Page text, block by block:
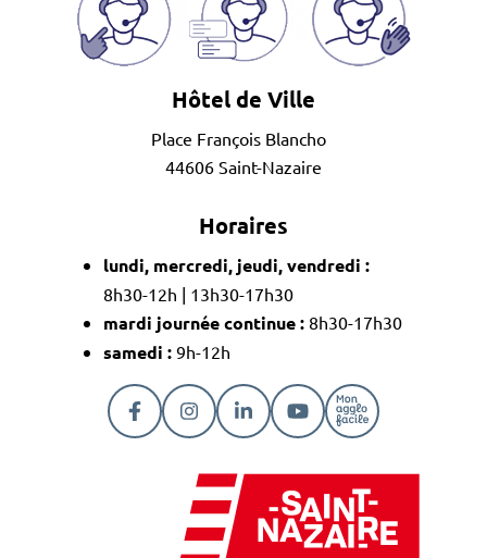
Hôtel de Ville
Place François Blancho
44606 Saint-Nazaire
Horaires
lundi, mercredi, jeudi, vendredi :
8h30-12h | 13h30-17h30
mardi journée continue : 8h30-17h30
samedi : 9h-12h
Lien vers le compte Facebook
Lien vers le compte Instagram
Lien vers le compte
Lien vers la chaîne
Lien vers la